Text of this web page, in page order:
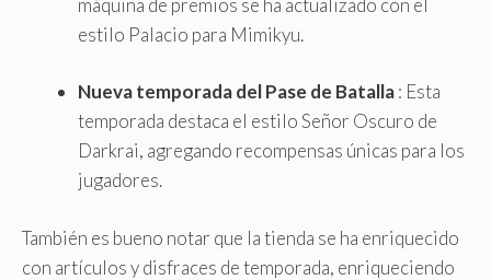
máquina de premios se ha actualizado con el
estilo Palacio para Mimikyu.
Nueva temporada del Pase de Batalla: Esta
temporada destaca el estilo Señor Oscuro de
Darkrai, agregando recompensas únicas para los
jugadores.
También es bueno notar que la tienda se ha enriquecido
con artículos y disfraces de temporada, enriqueciendo